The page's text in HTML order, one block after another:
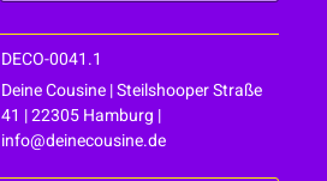
DECO-0041.1
Deine Cousine | Steilshooper Straße
41 | 22305 Hamburg |
info@deinecousine.de